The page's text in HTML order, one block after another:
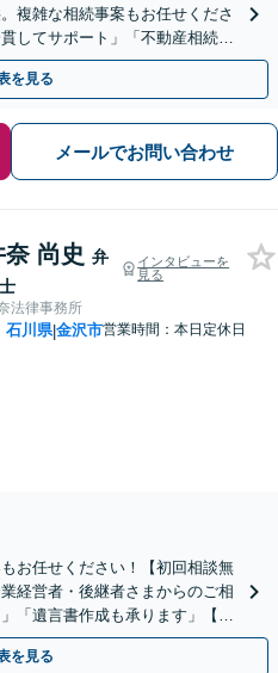
複雑な相続事案もお任せくださ
してサポート」「不動産相続は
【休日・夜間相談可】
を見る
メールでお問い合わせ
奈 尚史 弁
インタビューを
見る
法律事務所
石川県|金沢市営業時間：本日定休日
お任せください！【初回相談無
経営者・後継者さまからのご相
「遺言書作成も承ります」【電
を見る